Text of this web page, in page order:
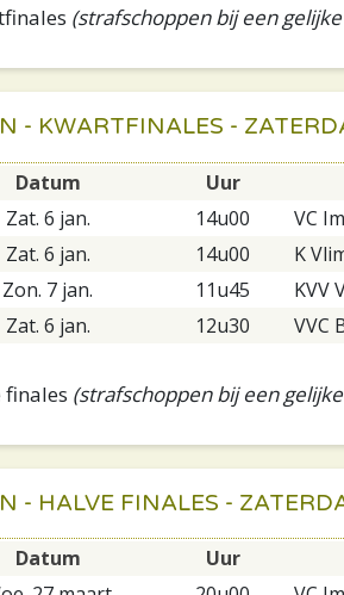
(strafschoppen bij een
- KWARTFINALES -
Datum Uur
Zat. 6 jan. 14u00 VC
Zat. 6 jan. 14u00 K
Zon. 7 jan. 11u45 KVV
Zat. 6 jan. 12u30 VVC
finales (strafschoppen bij een
- HALVE FINALES -
Datum Uur